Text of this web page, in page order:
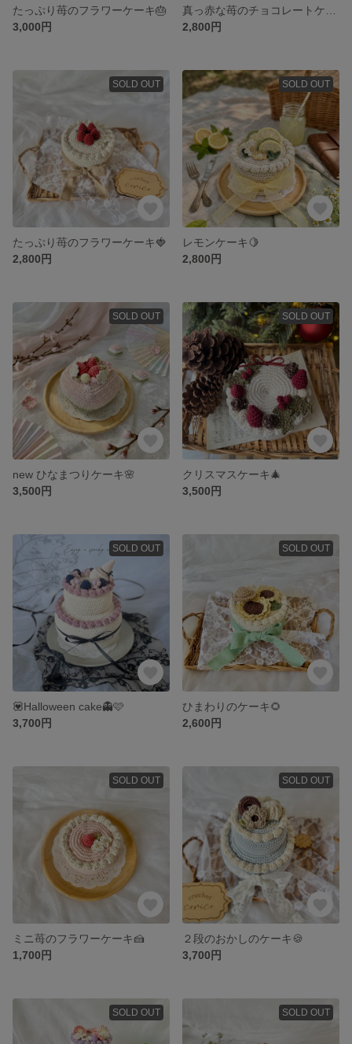
たっぷり苺のフラワーケーキ🎂
3,000円
2,800円
SOLD OUT
たっぷり苺のフラワーケーキ🍓
2,800円
SOLD OUT
レモンケーキ🍋
2,800円
SOLD OUT
new ひなまつりケーキ🌸
3,500円
SOLD OUT
クリスマスケーキ🎄
3,500円
SOLD OUT
💟Halloween cake👻🩷
3,700円
SOLD OUT
ひまわりのケーキ🌻
2,600円
SOLD OUT
ミニ苺のフラワーケーキ🍰
1,700円
SOLD OUT
２段のおかしのケーキ🍪
3,700円
SOLD OUT SOLD OUT